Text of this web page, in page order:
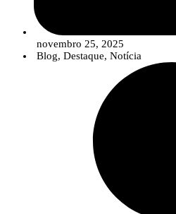
novembro 25, 2025
Blog, Destaque, Notícia